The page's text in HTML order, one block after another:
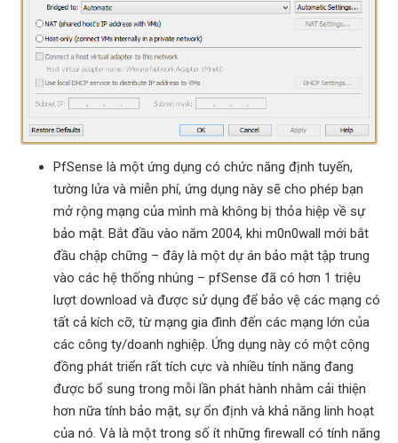
PfSense là một ứng dụng có chức năng định tuyến,
tường lửa và miễn phí, ứng dụng này sẽ cho phép bạn
mở rộng mạng của mình mà không bị thỏa hiệp về sự
bảo mật. Bắt đầu vào năm 2004, khi m0n0wall mới bắt
đầu chập chững – đây là một dự án bảo mật tập trung
vào các hệ thống nhúng – pfSense đã có hơn 1 triệu
lượt download và được sử dụng để bảo vệ các mạng có
tất cả kích cỡ, từ mạng gia đình đến các mạng lớn của
các công ty/doanh nghiệp. Ứng dụng này có một cộng
đồng phát triển rất tích cực và nhiều tính năng đang
được bổ sung trong mỗi lần phát hành nhằm cải thiện
hơn nữa tính bảo mật, sự ổn định và khả năng linh hoạt
của nó. Và là một trong số ít những firewall có tính năng